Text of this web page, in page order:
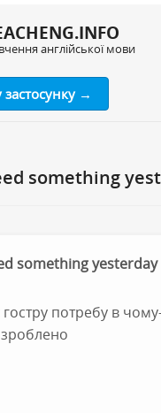
англійської мови
застосунку →
something
something yesterday
гостру потребу в